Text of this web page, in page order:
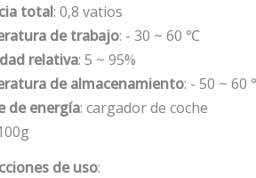
total: 0,8 vatios
de trabajo: - 30 ~ 60 ℃
relativa: 5 ~ 95%
de almacenamiento: - 50 ~ 60
de energía: cargador de coche
de uso: